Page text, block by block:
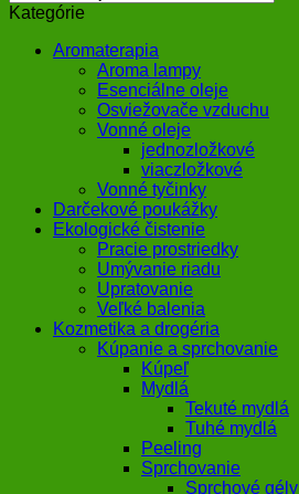
Kategórie
Aromaterapia
Aroma lampy
Esenciálne oleje
Osviežovače vzduchu
Vonné oleje
jednozložkové
viaczložkové
Vonné tyčinky
Darčekové poukážky
Ekologické čistenie
Pracie prostriedky
Umývanie riadu
Upratovanie
Veľké balenia
Kozmetika a drogéria
Kúpanie a sprchovanie
Kúpeľ
Mydlá
Tekuté mydlá
Tuhé mydlá
Peeling
Sprchovanie
Sprchové gély